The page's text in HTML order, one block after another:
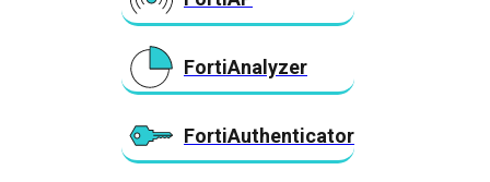
FortiAnalyzer
FortiAuthenticator
Rackmount FortiGate 70G – 70F – 60E/F Series